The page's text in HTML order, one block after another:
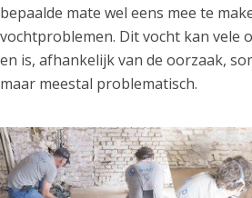
bepaalde mate wel eens mee te
vochtproblemen. Dit vocht kan vele
en is, afhankelijk van de oorzaak,
maar meestal problematisch.